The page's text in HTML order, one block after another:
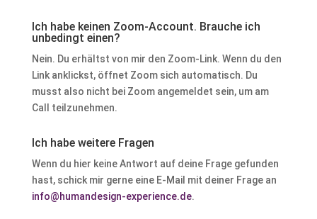
Ich habe keinen Zoom-Account. Brauche ich
unbedingt einen?
Nein. Du erhältst von mir den Zoom-Link. Wenn du den
Link anklickst, öffnet Zoom sich automatisch. Du
musst also nicht bei Zoom angemeldet sein, um am
Call teilzunehmen.
Ich habe weitere Fragen
Wenn du hier keine Antwort auf deine Frage gefunden
hast, schick mir gerne eine E-Mail mit deiner Frage an
info@humandesign-experience.de.